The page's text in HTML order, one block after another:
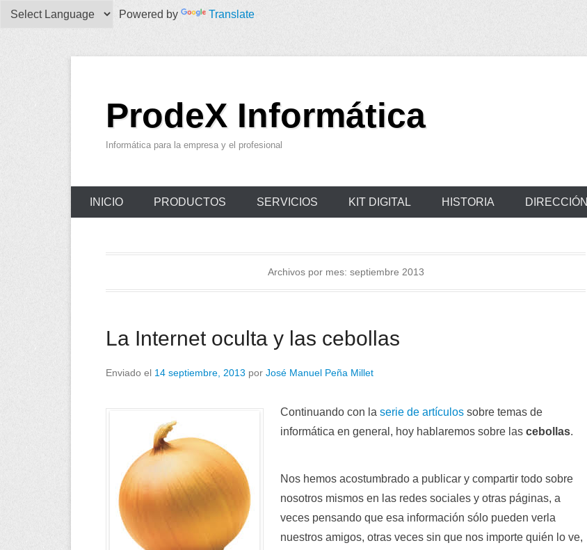
Powered by Translate
ProdeX Informática
Informática para la empresa y el profesional
Menu Principal
Saltar al contenido
INICIO PRODUCTOS SERVICIOS KIT DIGITAL HISTORIA DIRECCIÓN
Archivos por mes: septiembre 2013
La Internet oculta y las cebollas
Enviado el 14 septiembre, 2013 por José Manuel Peña Millet
Continuando con la serie de artículos sobre temas de
informática en general, hoy hablaremos sobre las cebollas.
Nos hemos acostumbrado a publicar y compartir todo sobre
nosotros mismos en las redes sociales y otras páginas, a
veces pensando que esa información sólo pueden verla
nuestros amigos, otras veces sin que nos importe quién lo ve,